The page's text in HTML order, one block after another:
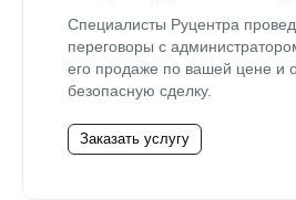
Специалисты Руцентра
переговоры с
его продаже по вашей цене и
безопасную сделку.
Заказать услугу